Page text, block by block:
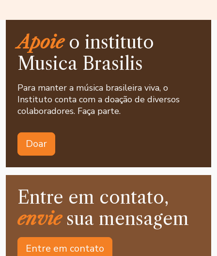
Apoieo instituto
Musica Brasilis
Para manter a música brasileira viva, o
Instituto conta com a doação de diversos
colaboradores. Faça parte.
Doar
Entre em contato,
enviesua mensagem
Entre em contato